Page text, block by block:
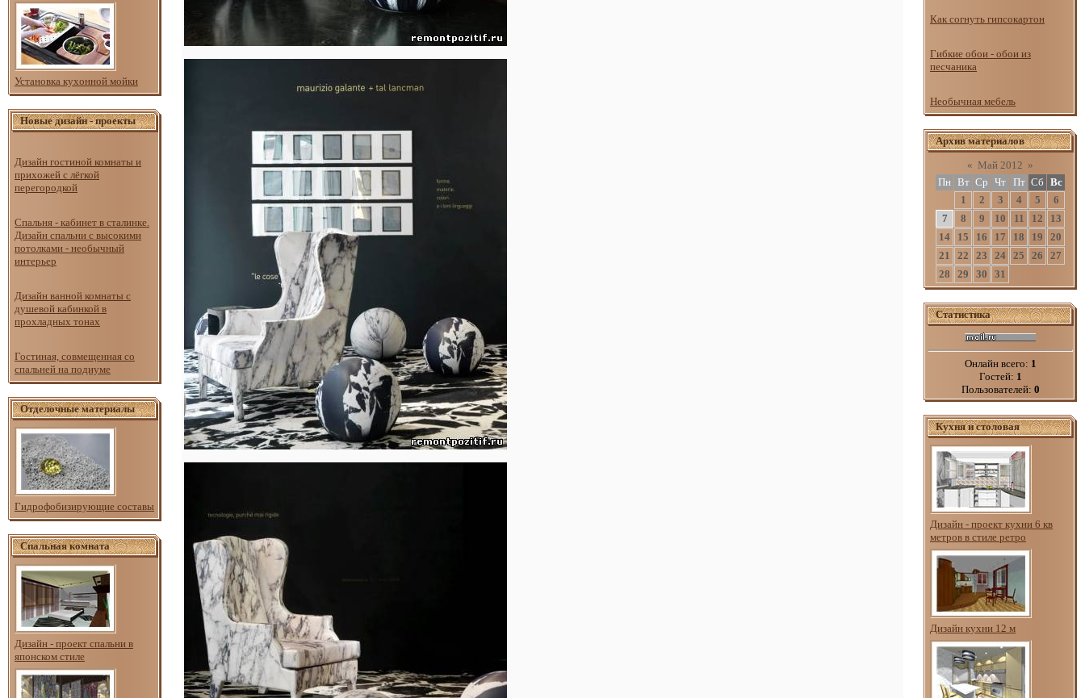
Установка кухонной мойки
Новые дизайн - проекты
Дизайн гостиной комнаты и
прихожей с лёгкой
перегородкой
Спальня - кабинет в сталинке.
Дизайн спальни с высокими
потолками - необычный
интерьер
Дизайн ванной комнаты с
душевой кабинкой в
прохладных тонах
Гостиная, совмещенная со
спальней на подиуме
Отделочные материалы
Гидрофобизирующие составы
Спальная комната
Дизайн - проект спальни в
японском стиле
Как согнуть гипсокартон
Гибкие обои - обои из
песчаника
Необычная мебель
Архив материалов
« Май 2012 »
Пн Вт Ср Чт Пт Сб Вс
1
2 3 4 5
6
7
8 9 10 11 12
13
14
15 16 17 18 19
20
21
22 23 24 25 26
27
28
29 30 31
Статистика
Онлайн всего: 1
Гостей: 1
Пользователей: 0
Кухня и столовая
Дизайн - проект кухни 6 кв
метров в стиле ретро
Дизайн кухни 12 м